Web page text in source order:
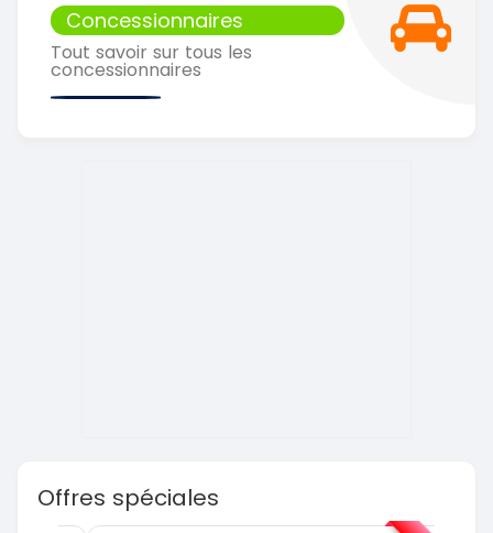
Concessionnaires
Tout savoir sur tous les
concessionnaires
Offres spéciales